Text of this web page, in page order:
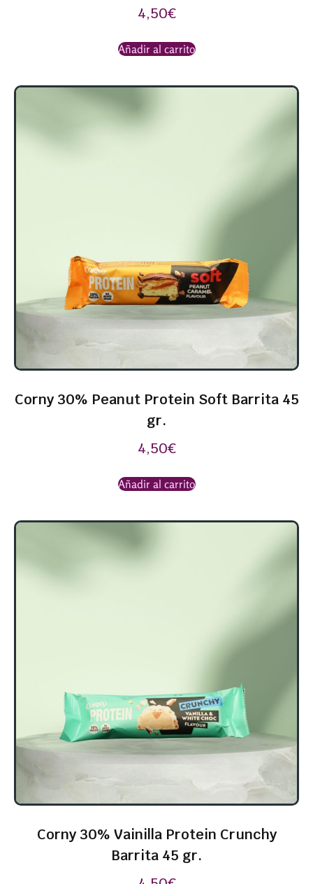
4,50€
Añadir al carrito
Corny 30% Peanut Protein Soft Barrita 45
gr.
4,50€
Añadir al carrito
Corny 30% Vainilla Protein Crunchy
Barrita 45 gr.